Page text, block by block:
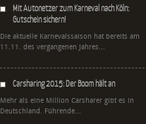
Mit Autonetzer zum Karneval nach Köln:
Gutschein sichern!
Die aktuelle Karnevalssaison hat bereits am
11.11. des vergangenen Jahres...
Carsharing 2015: Der Boom hält an
Mehr als eine Million Carsharer gibt es in
Deutschland. Führende...